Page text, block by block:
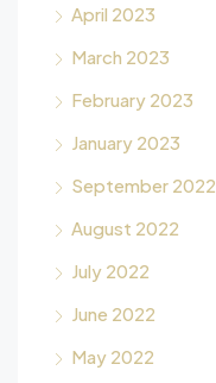
April 2023
March 2023
February 2023
January 2023
September 2022
August 2022
July 2022
June 2022
May 2022